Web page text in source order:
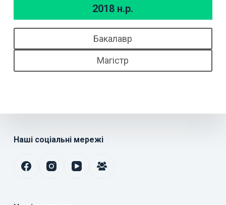
2018 н.р.
Бакалавр
Магістр
Наші соціальні мережі